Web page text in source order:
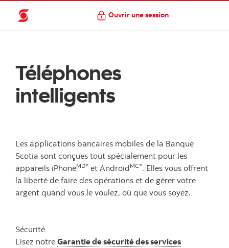
Ouvrir une session
Téléphones
intelligents
Les applications bancaires mobiles de la Banque
Scotia sont conçues tout spécialement pour les
appareils iPhoneMD* et AndroidMC*. Elles vous offrent
la liberté de faire des opérations et de gérer votre
argent quand vous le voulez, où que vous soyez.
Sécurité
Lisez notre Garantie de sécurité des services